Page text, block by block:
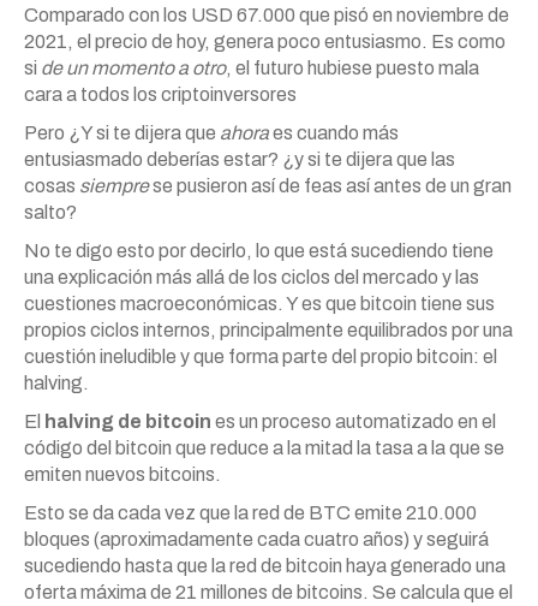
Comparado con los USD 67.000 que pisó en noviembre de
2021, el precio de hoy, genera poco entusiasmo. Es como
si de un momento a otro, el futuro hubiese puesto mala
cara a todos los criptoinversores
Pero ¿Y si te dijera que ahoraes cuando más
entusiasmado deberías estar? ¿y si te dijera que las
cosas siemprese pusieron así de feas así antes de un gran
salto?
No te digo esto por decirlo, lo que está sucediendo tiene
una explicación más allá de los ciclos del mercado y las
cuestiones macroeconómicas. Y es que bitcoin tiene sus
propios ciclos internos, principalmente equilibrados por una
cuestión ineludible y que forma parte del propio bitcoin: el
halving.
El halving de bitcoin es un proceso automatizado en el
código del bitcoin que reduce a la mitad la tasa a la que se
emiten nuevos bitcoins.
Esto se da cada vez que la red de BTC emite 210.000
bloques (aproximadamente cada cuatro años) y seguirá
sucediendo hasta que la red de bitcoin haya generado una
oferta máxima de 21 millones de bitcoins. Se calcula que el